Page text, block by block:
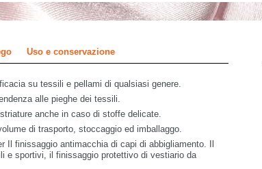
Uso e conservazione
su tessili e pellami di qualsiasi genere.
alle pieghe dei tessili.
anche in caso di stoffe delicate.
di trasporto, stoccaggio ed imballaggo.
finissaggio antimacchia di capi di abbigliamento. Il
e sportivi, il finissaggio protettivo di vestiario da